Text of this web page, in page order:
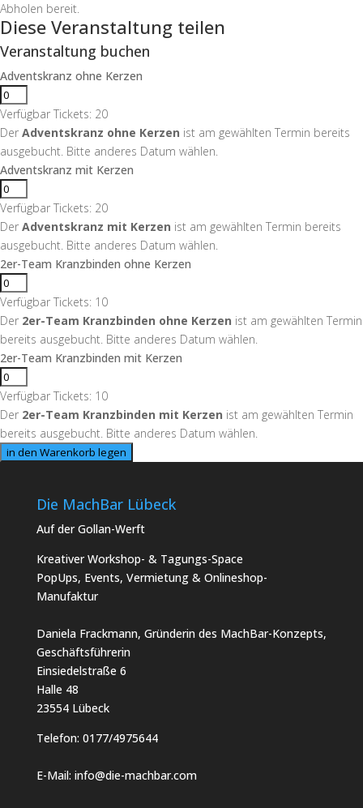
Abholen bereit.
Diese Veranstaltung teilen
Veranstaltung buchen
Adventskranz ohne Kerzen
Verfügbar Tickets: 20
Der Adventskranz ohne Kerzen ist am gewählten Termin bereits
ausgebucht. Bitte anderes Datum wählen.
Adventskranz mit Kerzen
Verfügbar Tickets: 20
Der Adventskranz mit Kerzen ist am gewählten Termin bereits
ausgebucht. Bitte anderes Datum wählen.
2er-Team Kranzbinden ohne Kerzen
Verfügbar Tickets: 10
Der 2er-Team Kranzbinden ohne Kerzen ist am gewählten Termin
bereits ausgebucht. Bitte anderes Datum wählen.
2er-Team Kranzbinden mit Kerzen
Verfügbar Tickets: 10
Der 2er-Team Kranzbinden mit Kerzen ist am gewählten Termin
bereits ausgebucht. Bitte anderes Datum wählen.
in den Warenkorb legen
Die MachBar Lübeck
Auf der Gollan-Werft
Kreativer Workshop- & Tagungs-Space
PopUps, Events, Vermietung & Onlineshop-
Manufaktur
Daniela Frackmann, Gründerin des MachBar-Konzepts,
Geschäftsführerin
Einsiedelstraße 6
Halle 48
23554 Lübeck
Telefon: 0177/4975644
E-Mail: info@die-machbar.com